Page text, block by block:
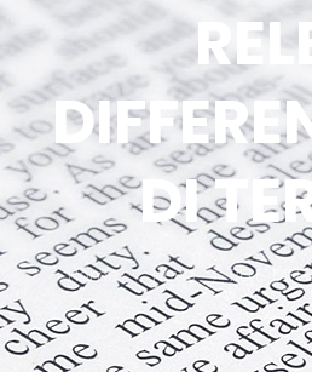
DI
Home News RELE’